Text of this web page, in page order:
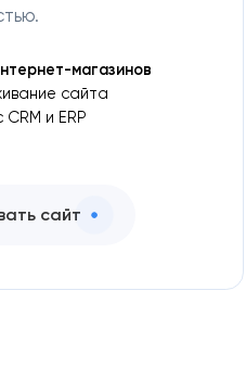
магазинов
сайта
и ERP
сайт